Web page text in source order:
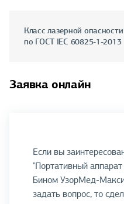
Класс лазерной опасности
по ГОСТ IEC 60825-1-2013
Заявка онлайн
Если вы
"Портативный
Бином УзорМед-
задать вопрос, то